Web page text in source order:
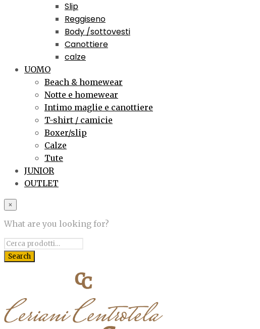
Slip
Reggiseno
Body /sottovesti
Canottiere
calze
UOMO
Beach & homewear
Notte e homewear
Intimo maglie e canottiere
T-shirt / camicie
Boxer/slip
Calze
Tute
JUNIOR
OUTLET
×
What are you looking for?